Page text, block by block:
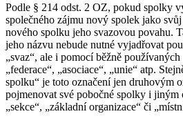
Podle § 214 odst. 2 OZ, pokud spolky
společného zájmu nový spolek jako
nového spolku jeho svazovou povahu.
jeho názvu nebude nutné vyjadřovat
„svaz“, ale i pomocí běžně
„federace“, „asociace“, „unie“ atp.
spolku“ je toto označení jen druhovým
pojmenovat své pobočné spolky i jiným
„sekce“, „základní organizace“ či